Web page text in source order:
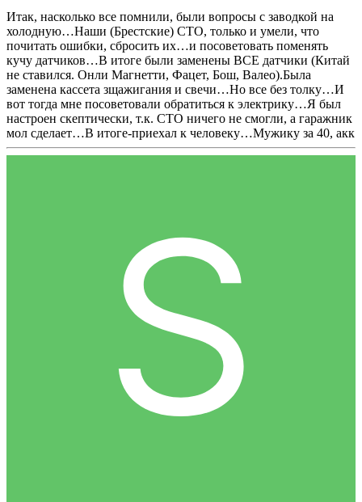
Итак, насколько все помнили, были вопросы с заводкой на
холодную…Наши (Брестские) СТО, только и умели, что
почитать ошибки, сбросить их…и посоветовать поменять
кучу датчиков…В итоге были заменены ВСЕ датчики (Китай
не ставился. Онли Магнетти, Фацет, Бош, Валео).Была
заменена кассета зщажигания и свечи…Но все без толку…И
вот тогда мне посоветовали обратиться к электрику…Я был
настроен скептически, т.к. СТО ничего не смогли, а гаражник
мол сделает…В итоге-приехал к человеку…Мужику за 40, акк